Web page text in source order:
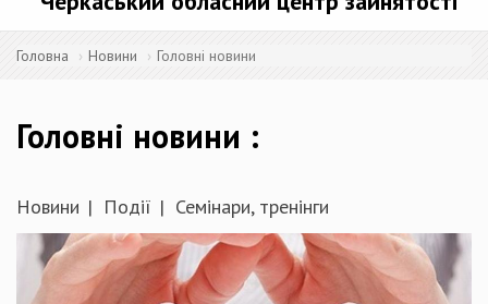
Головна Новини Головні новини
Головні новини
Новини Події Семінари, тренінги